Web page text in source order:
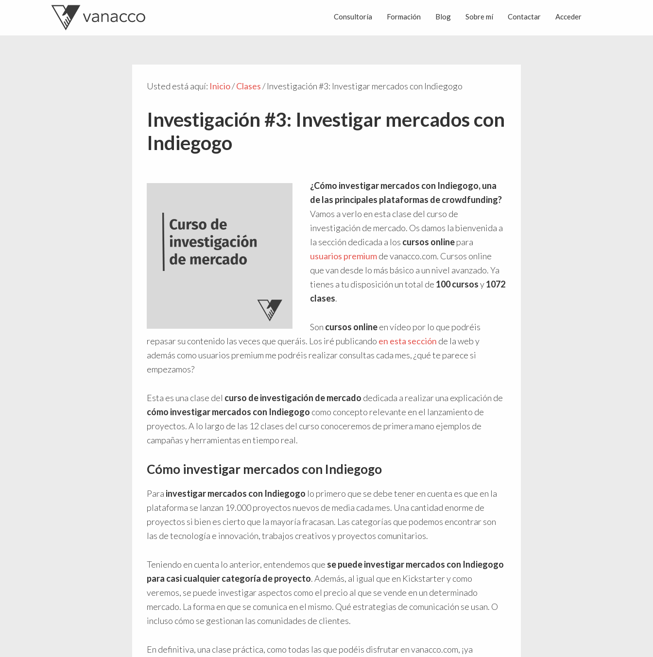
Consultoría Formación Blog Sobre mí Contactar Acceder
Usted está aquí: Inicio/Clases/Investigación #3: Investigar mercados con Indiegogo
Investigación #3: Investigar mercados con
Indiegogo
¿Cómo investigar mercados con Indiegogo, una
de las principales plataformas de crowdfunding?
Vamos a verlo en esta clase del curso de
investigación de mercado. Os damos la bienvenida a
la sección dedicada a los cursos onlinepara
usuarios premiumde vanacco.com. Cursos online
que van desde lo más básico a un nivel avanzado. Ya
tienes a tu disposición un total de 100 cursosy1072
clases.
Son cursos onlineen vídeo por lo que podréis
repasar su contenido las veces que queráis. Los iré publicando en esta sección de la web y
además como usuarios premium me podréis realizar consultas cada mes, ¿qué te parece si
empezamos?
Esta es una clase del curso de investigación de mercado dedicada a realizar una explicación de
cómo investigar mercados con Indiegogo como concepto relevante en el lanzamiento de
proyectos. A lo largo de las 12 clases del curso conoceremos de primera mano ejemplos de
campañas y herramientas en tiempo real.
Cómo investigar mercados con Indiegogo
Para investigar mercados con Indiegogo lo primero que se debe tener en cuenta es que en la
plataforma se lanzan 19.000 proyectos nuevos de media cada mes. Una cantidad enorme de
proyectos si bien es cierto que la mayoría fracasan. Las categorías que podemos encontrar son
las de tecnología e innovación, trabajos creativos y proyectos comunitarios.
Teniendo en cuenta lo anterior, entendemos que se puede investigar mercados con Indiegogo
para casi cualquier categoría de proyecto. Además, al igual que en Kickstarter y como
veremos, se puede investigar aspectos como el precio al que se vende en un determinado
mercado. La forma en que se comunica en el mismo. Qué estrategias de comunicación se usan. O
incluso cómo se gestionan las comunidades de clientes.
En definitiva, una clase práctica, como todas las que podéis disfrutar en vanacco.com, ¡ya